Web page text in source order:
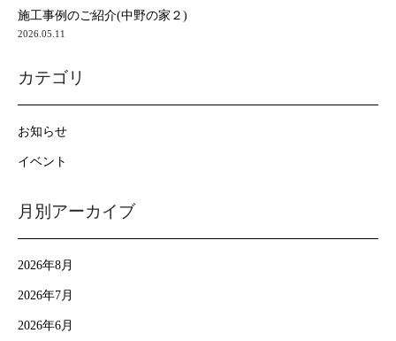
施工事例のご紹介(中野の家２)
2026.05.11
カテゴリ
お知らせ
イベント
月別アーカイブ
2026年8月
2026年7月
2026年6月